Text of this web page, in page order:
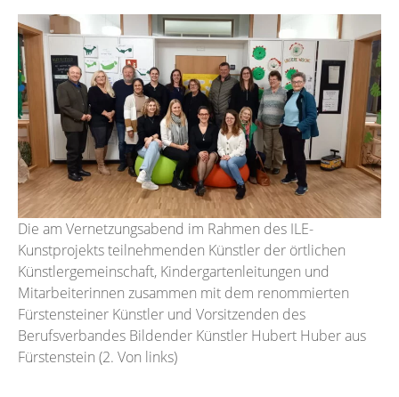
Die am Vernetzungsabend im Rahmen des ILE-
Kunstprojekts teilnehmenden Künstler der örtlichen
Künstlergemeinschaft, Kindergartenleitungen und
Mitarbeiterinnen zusammen mit dem renommierten
Fürstensteiner Künstler und Vorsitzenden des
Berufsverbandes Bildender Künstler Hubert Huber aus
Fürstenstein (2. Von links)